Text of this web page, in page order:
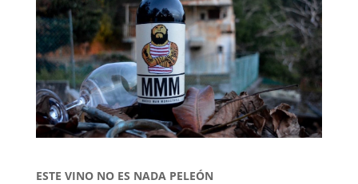
ESTE VINO NO ES NADA PELEÓN